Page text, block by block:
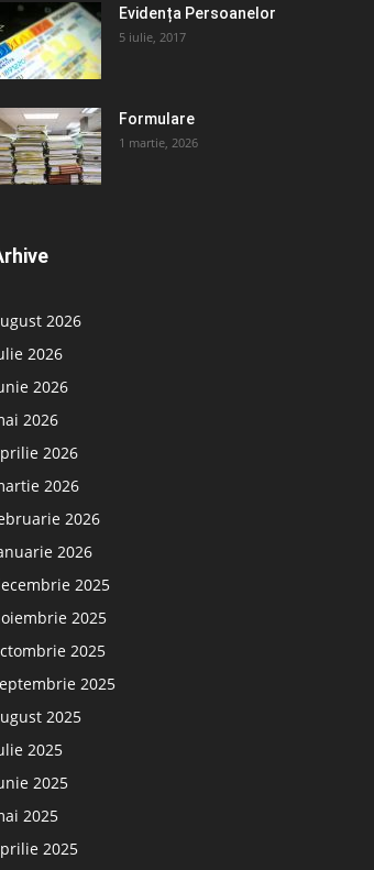
Evidența Persoanelor
5 iulie, 2017
Formulare
1 martie, 2026
2026
2026
2026
2026
2026
2026
2026
2026
2025
2025
2025
2025
2025
2025
2025
2025
2025